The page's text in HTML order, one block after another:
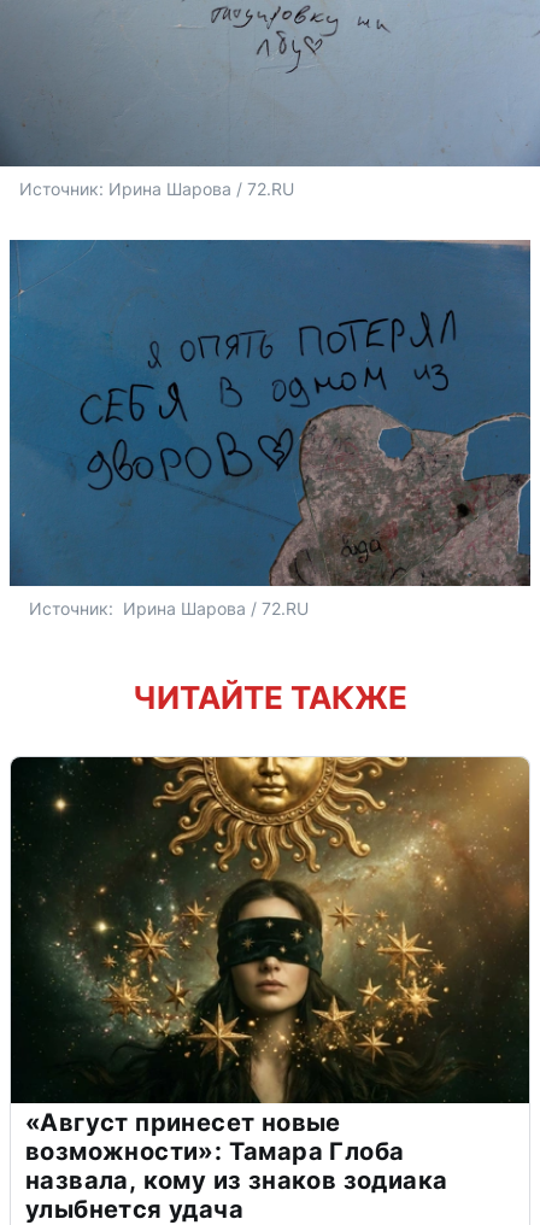
Источник: Ирина Шарова / 72.RU
Источник: Ирина Шарова / 72.RU
ЧИТАЙТЕ ТАКЖЕ
«Август принесет новые
возможности»: Тамара Глоба
назвала, кому из знаков зодиака
улыбнется удача